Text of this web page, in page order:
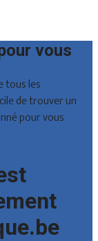
vous
tous les
de trouver un
pour vous